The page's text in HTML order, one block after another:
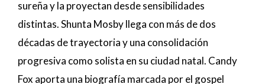
sureña y la proyectan desde sensibilidades
distintas. Shunta Mosby llega con más de dos
décadas de trayectoria y una consolidación
progresiva como solista en su ciudad natal. Candy
Fox aporta una biografía marcada por el gospel